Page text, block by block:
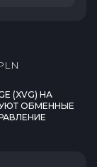
(XVG) НА
ОБМЕННЫЕ